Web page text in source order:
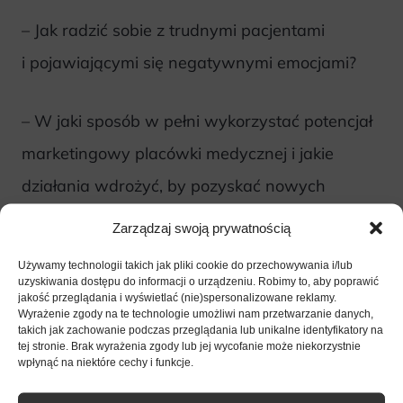
Zarządzaj swoją prywatnością
Używamy technologii takich jak pliki cookie do przechowywania i/lub
uzyskiwania dostępu do informacji o urządzeniu. Robimy to, aby poprawić
jakość przeglądania i wyświetlać (nie)spersonalizowane reklamy.
Wyrażenie zgody na te technologie umożliwi nam przetwarzanie danych,
takich jak zachowanie podczas przeglądania lub unikalne identyfikatory na
tej stronie. Brak wyrażenia zgody lub jej wycofanie może niekorzystnie
wpłynąć na niektóre cechy i funkcje.
– Jak radzić sobie z trudnymi pacjentami
i pojawiającymi się negatywnymi emocjami?
– W jaki sposób w pełni wykorzystać potencjał
marketingowy placówki medycznej i jakie
działania wdrożyć, by pozyskać nowych